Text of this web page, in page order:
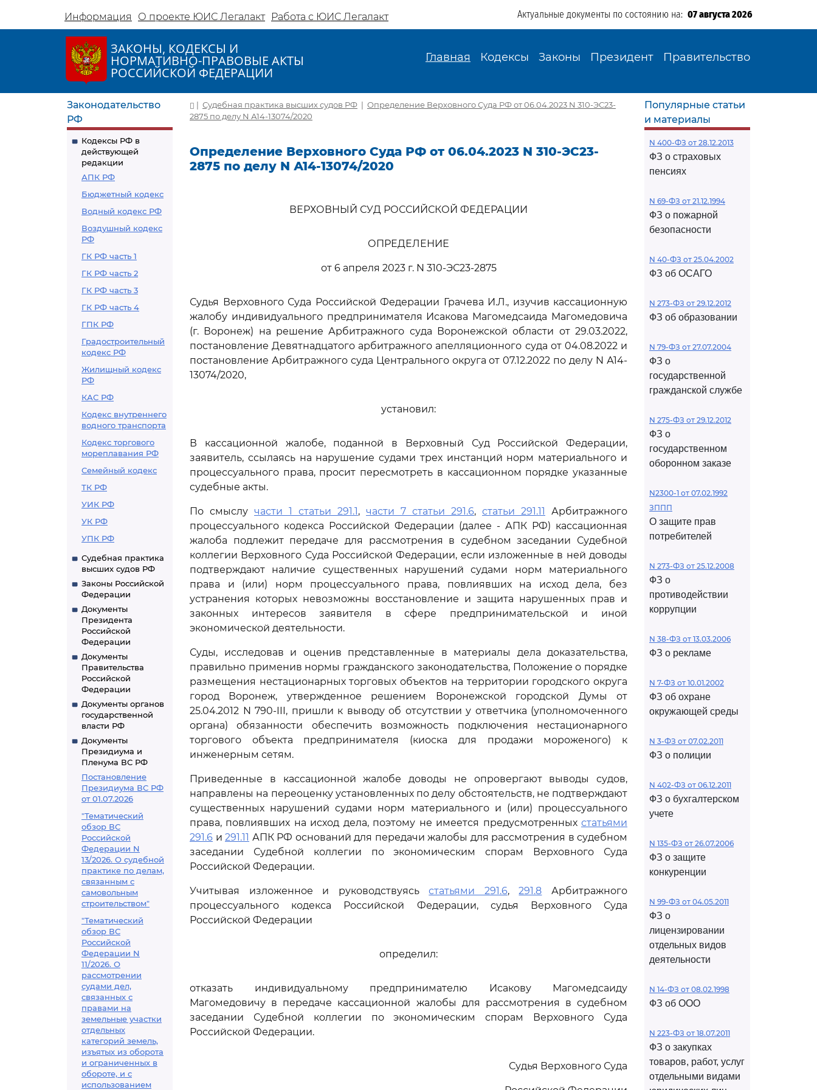
Информация О проекте ЮИС Легалакт Работа с ЮИС Легалакт Актуальные документы по состоянию на: 07 августа 2026
ЗАКОНЫ, КОДЕКСЫ И
НОРМАТИВНО-ПРАВОВЫЕ АКТЫ
РОССИЙСКОЙ ФЕДЕРАЦИИ
Главная Кодексы Законы Президент Правительство
Законодательство
РФ
Кодексы РФ в
действующей
редакции
АПК РФ
Бюджетный кодекс
Водный кодекс РФ
Воздушный кодекс
РФ
ГК РФ часть 1
ГК РФ часть 2
ГК РФ часть 3
ГК РФ часть 4
ГПК РФ
Градостроительный
кодекс РФ
Жилищный кодекс
РФ
КАС РФ
Кодекс внутреннего
водного транспорта
Кодекс торгового
мореплавания РФ
Семейный кодекс
ТК РФ
УИК РФ
УК РФ
УПК РФ
Судебная практика
высших судов РФ
Законы Российской
Федерации
Документы
Президента
Российской
Федерации
Документы
Правительства
Российской
Федерации
Документы органов
государственной
власти РФ
Документы
Президиума и
Пленума ВС РФ
Постановление
Президиума ВС РФ
от 01.07.2026
"Тематический
обзор ВС
Российской
Федерации N
13/2026. О судебной
практике по делам,
связанным с
самовольным
строительством"
"Тематический
обзор ВС
Российской
Федерации N
11/2026. О
рассмотрении
судами дел,
связанных с
правами на
земельные участки
отдельных
категорий земель,
изъятых из оборота
и ограниченных в
обороте, и с
использованием
| Судебная практика высших судов РФ | Определение Верховного Суда РФ от 06.04.2023 N 310-ЭС23-
2875 по делу N А14-13074/2020
Определение Верховного Суда РФ от 06.04.2023 N 310-ЭС23-
2875 по делу N А14-13074/2020
ВЕРХОВНЫЙ СУД РОССИЙСКОЙ ФЕДЕРАЦИИ
ОПРЕДЕЛЕНИЕ
от 6 апреля 2023 г. N 310-ЭС23-2875
Судья Верховного Суда Российской Федерации Грачева И.Л., изучив кассационную
жалобу индивидуального предпринимателя Исакова Магомедсаида Магомедовича
(г. Воронеж) на решение Арбитражного суда Воронежской области от 29.03.2022,
постановление Девятнадцатого арбитражного апелляционного суда от 04.08.2022 и
постановление Арбитражного суда Центрального округа от 07.12.2022 по делу N А14-
13074/2020,
установил:
В кассационной жалобе, поданной в Верховный Суд Российской Федерации,
заявитель, ссылаясь на нарушение судами трех инстанций норм материального и
процессуального права, просит пересмотреть в кассационном порядке указанные
судебные акты.
По смыслу части 1 статьи 291.1, части 7 статьи 291.6, статьи 291.11
Арбитражного
процессуального кодекса Российской Федерации (далее - АПК РФ) кассационная
жалоба подлежит передаче для рассмотрения в судебном заседании Судебной
коллегии Верховного Суда Российской Федерации, если изложенные в ней доводы
подтверждают наличие существенных нарушений судами норм материального
права и (или) норм процессуального права, повлиявших на исход дела, без
устранения которых невозможны восстановление и защита нарушенных прав и
законных интересов заявителя в сфере предпринимательской и иной
экономической деятельности.
Суды, исследовав и оценив представленные в материалы дела доказательства,
правильно применив нормы гражданского законодательства, Положение о порядке
размещения нестационарных торговых объектов на территории городского округа
город Воронеж, утвержденное решением Воронежской городской Думы от
25.04.2012 N 790-III, пришли к выводу об отсутствии у ответчика (уполномоченного
органа) обязанности обеспечить возможность подключения нестационарного
торгового объекта предпринимателя (киоска для продажи мороженого) к
инженерным сетям.
Приведенные в кассационной жалобе доводы не опровергают выводы судов,
направлены на переоценку установленных по делу обстоятельств, не подтверждают
существенных нарушений судами норм материального и (или) процессуального
права, повлиявших на исход дела, поэтому не имеется предусмотренных статьями
291.6 и 291.11 АПК РФ оснований для передачи жалобы для рассмотрения в судебном
заседании Судебной коллегии по экономическим спорам Верховного Суда
Российской Федерации.
Учитывая изложенное и руководствуясьстатьями 291.6,291.8 Арбитражного
процессуального кодекса Российской Федерации, судья Верховного Суда
Российской Федерации
определил:
отказать индивидуальному предпринимателю Исакову Магомедсаиду
Магомедовичу в передаче кассационной жалобы для рассмотрения в судебном
заседании Судебной коллегии по экономическим спорам Верховного Суда
Российской Федерации.
Судья Верховного Суда
Популярные статьи
и материалы
N 400-ФЗ от 28.12.2013
ФЗ о страховых
пенсиях
N 69-ФЗ от 21.12.1994
ФЗ о пожарной
безопасности
N 40-ФЗ от 25.04.2002
ФЗ об ОСАГО
N 273-ФЗ от 29.12.2012
ФЗ об образовании
N 79-ФЗ от 27.07.2004
ФЗ о
государственной
гражданской службе
N 275-ФЗ от 29.12.2012
ФЗ о
государственном
оборонном заказе
N2300-1 от 07.02.1992
ЗППП
О защите прав
потребителей
N 273-ФЗ от 25.12.2008
ФЗ о
противодействии
коррупции
N 38-ФЗ от 13.03.2006
ФЗ о рекламе
N 7-ФЗ от 10.01.2002
ФЗ об охране
окружающей среды
N 3-ФЗ от 07.02.2011
ФЗ о полиции
N 402-ФЗ от 06.12.2011
ФЗ о бухгалтерском
учете
N 135-ФЗ от 26.07.2006
ФЗ о защите
конкуренции
N 99-ФЗ от 04.05.2011
ФЗ о
лицензировании
отдельных видов
деятельности
N 14-ФЗ от 08.02.1998
ФЗ об ООО
N 223-ФЗ от 18.07.2011
ФЗ о закупках
товаров, работ, услуг
отдельными видами